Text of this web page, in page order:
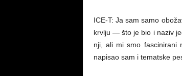
ICE-T: Ja sam samo
krvlju — što je bio i naziv
nji, ali mi smo fascinirani
napisao sam i tematske